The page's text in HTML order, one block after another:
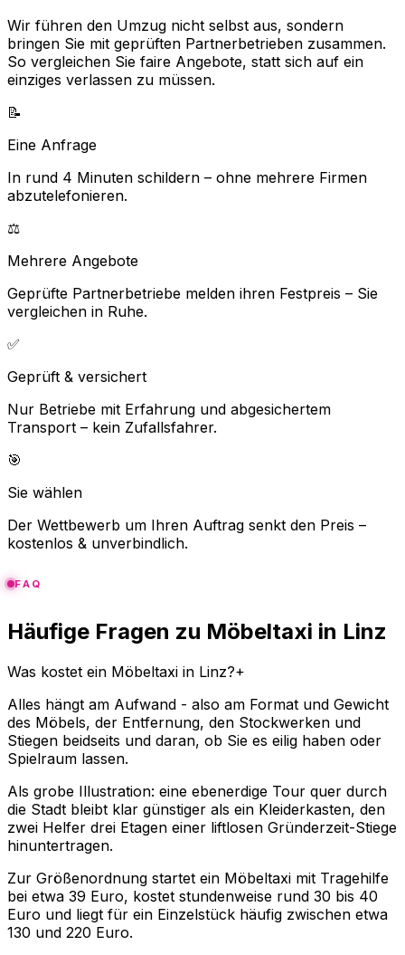
Wir führen den Umzug nicht selbst aus, sondern
bringen Sie mit geprüften Partnerbetrieben zusammen.
So vergleichen Sie faire Angebote, statt sich auf ein
einziges verlassen zu müssen.
📝
Eine Anfrage
In rund 4 Minuten schildern – ohne mehrere Firmen
abzutelefonieren.
⚖️
Mehrere Angebote
Geprüfte Partnerbetriebe melden ihren Festpreis – Sie
vergleichen in Ruhe.
✅
Geprüft & versichert
Nur Betriebe mit Erfahrung und abgesichertem
Transport – kein Zufallsfahrer.
🎯
Sie wählen
Der Wettbewerb um Ihren Auftrag senkt den Preis –
kostenlos & unverbindlich.
FAQ
Häufige Fragen zu Möbeltaxi in Linz
Was kostet ein Möbeltaxi in Linz?+
Alles hängt am Aufwand - also am Format und Gewicht
des Möbels, der Entfernung, den Stockwerken und
Stiegen beidseits und daran, ob Sie es eilig haben oder
Spielraum lassen.
Als grobe Illustration: eine ebenerdige Tour quer durch
die Stadt bleibt klar günstiger als ein Kleiderkasten, den
zwei Helfer drei Etagen einer liftlosen Gründerzeit-Stiege
hinuntertragen.
Zur Größenordnung startet ein Möbeltaxi mit Tragehilfe
bei etwa 39 Euro, kostet stundenweise rund 30 bis 40
Euro und liegt für ein Einzelstück häufig zwischen etwa
130 und 220 Euro.